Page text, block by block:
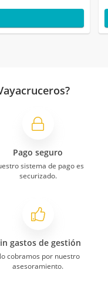
Pago seguro
sistema de pago es
securizado.
gastos de gestión
cobramos por nuestro
asesoramiento.